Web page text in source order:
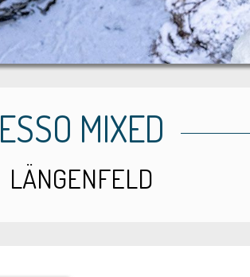
ESSO MIXED
LÄNGENFELD